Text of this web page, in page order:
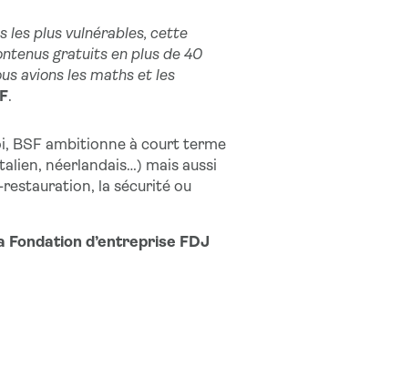
les plus vulnérables, cette
gratuits en plus de 40
avions les maths et les
.
BSF ambitionne à court terme
néerlandais…) mais aussi
la sécurité ou
Fondation d’entreprise FDJ